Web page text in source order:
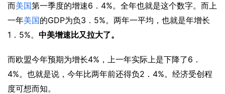
而美国第一季度的增速6 ． 4%。全年也就是这个数字。而上
一年美国 的GDP为负3 ． 5%。两年一平均，也就是年增长
1 ． 5%。 中美增速比又拉大了。
而欧盟今年预期为增长4% ，上一年实际上是下降了6 ．
4%。也就是说，今年比两年前还得负2 ． 4%。经济受创程
度可想而知。